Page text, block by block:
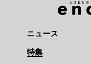
ニュース
特集